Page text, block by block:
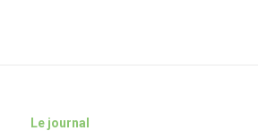
Le journal